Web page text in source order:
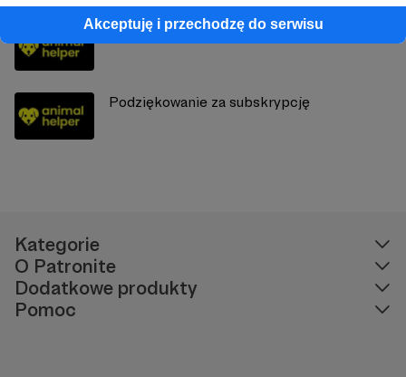
Akceptuję i przechodzę do serwisu
Podziękowanie za subskrypcję
Podziękowanie za subskrypcję
Kategorie
O Patronite
Dodatkowe produkty
Pomoc